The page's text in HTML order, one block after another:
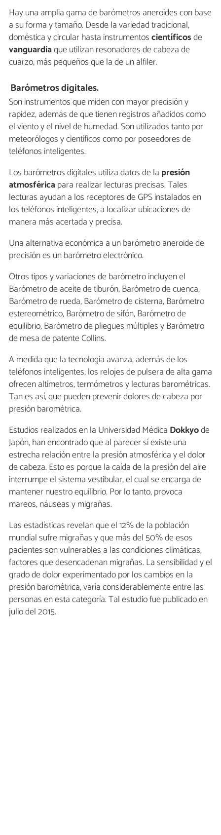
Hay una amplia gama de barómetros aneroides con base
a su forma y tamaño. Desde la variedad tradicional,
doméstica y circular hasta instrumentoscientíficosde
vanguardiaque utilizan resonadores de cabeza de
cuarzo, más pequeños que la de un alfiler.
Barómetros digitales.
Son instrumentos que miden con mayor precisión y
rapidez, además de que tienen registros añadidos como
el viento y el nivel de humedad. Son utilizados tanto por
meteorólogos y científicos como por poseedores de
teléfonos inteligentes.
Los barómetros digitales utiliza datos de la presión
atmosféricapara realizar lecturas precisas. Tales
lecturas ayudan a los receptores de GPS instalados en
los teléfonos inteligentes, a localizar ubicaciones de
manera más acertada y precisa.
Una alternativa económica a un barómetro aneroide de
precisión es un barómetro electrónico.
Otros tipos y variaciones de barómetro incluyen el
Barómetro de aceite de tiburón, Barómetro de cuenca,
Barómetro de rueda, Barómetro de cisterna, Barómetro
estereométrico, Barómetro de sifón, Barómetro de
equilibrio, Barómetro de pliegues múltiples y Barómetro
de mesa de patente Collins.
A medida que la tecnología avanza, además de los
teléfonos inteligentes, los relojes de pulsera de alta gama
ofrecen altímetros, termómetros y lecturas barométricas.
Tan es así, que pueden prevenir dolores de cabeza por
presión barométrica.
Estudios realizados en la Universidad Médica Dokkyode
Japón, han encontrado que al parecer sí existe una
estrecha relación entre la presión atmosférica y el dolor
de cabeza. Esto es porque la caída de la presión del aire
interrumpe el sistema vestibular, el cual se encarga de
mantener nuestro equilibrio. Por lo tanto, provoca
mareos, náuseas y migrañas.
Las estadísticas revelan que el 12% de la población
mundial sufre migrañas y que más del 50% de esos
pacientes son vulnerables a las condiciones climáticas,
factores que desencadenan migrañas. La sensibilidad y el
grado de dolor experimentado por los cambios en la
presión barométrica, varía considerablemente entre las
personas en esta categoría. Tal estudio fue publicado en
julio del 2015.